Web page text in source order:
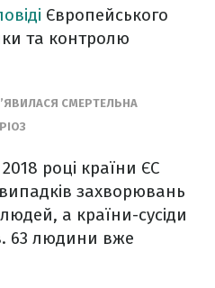
Європейського
та контролю
СМЕРТЕЛЬНА
році країни ЄС
захворювань
а країни-сусіди
63 людини вже